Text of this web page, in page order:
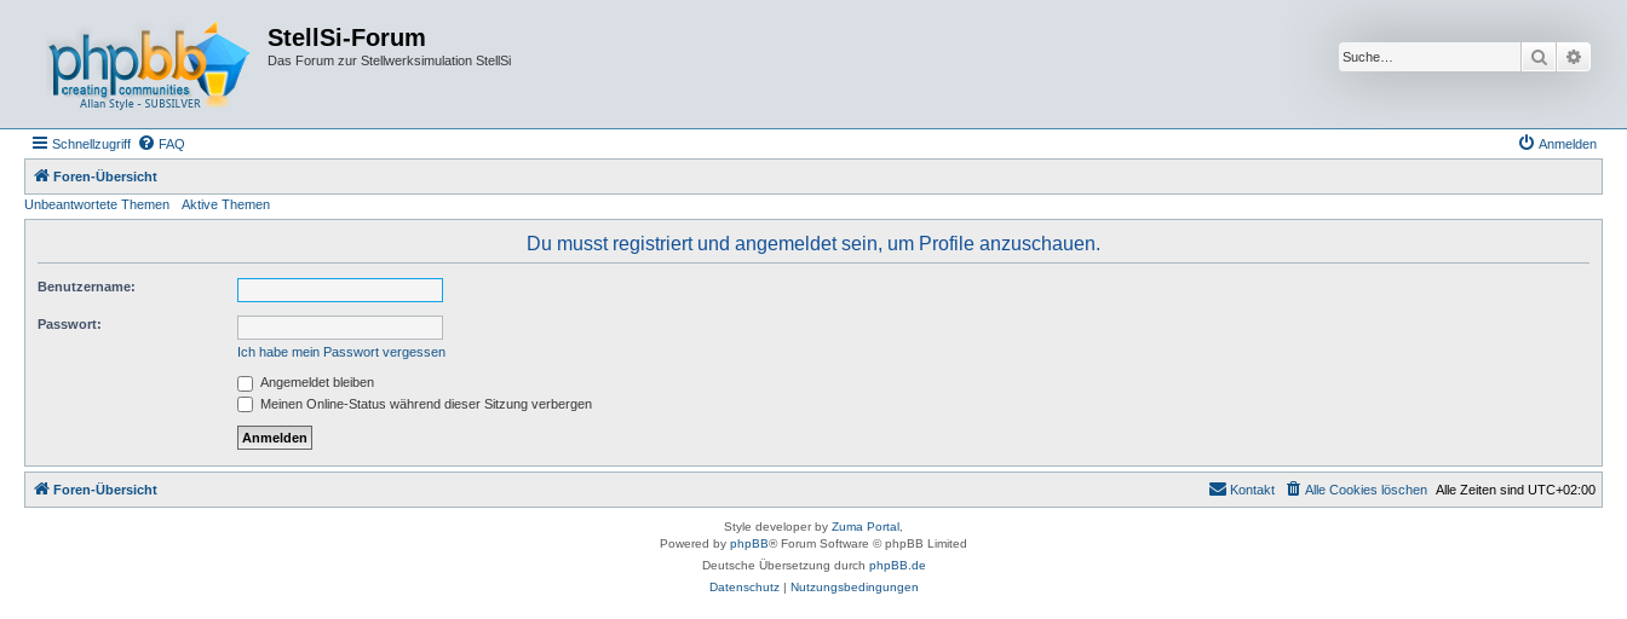
StellSi-Forum
Das Forum zur Stellwerksimulation StellSi Suche
Schnellzugriff FAQ Anmelden
Foren-Übersicht
Unbeantwortete Themen
Aktive Themen
Du musst registriert und angemeldet sein, um Profile anzuschauen.
Benutzername:
Passwort:
Ich habe mein Passwort vergessen
Angemeldet bleiben
Meinen Online-Status während dieser Sitzung verbergen
Foren-Übersicht Alle Zeiten sind UTC+02:00
Alle Cookies löschen
Kontakt
Style developer by Zuma Portal,
Powered by phpBB® Forum Software © phpBB Limited
Deutsche Übersetzung durch phpBB.de
Datenschutz| Nutzungsbedingungen